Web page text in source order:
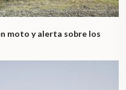
moto y alerta sobre los